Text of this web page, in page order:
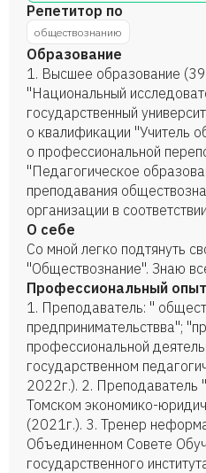
Репетитор по
обществознанию
Образование
1. Высшее образование
"Национальный
государственный
о квалификации "Учитель
о профессиональной
"Педагогическое
преподавания
организации в
О себе
Со мной легко подтянуть
"Обществознание". Знаю
Профессиональный опыт
1. Преподаватель: "
предпринимательствва";
профессиональной
государственном
2022г.). 2. Преподаватель
Томском экономико-
(2021г.). 3. Тренер
Объединенном Совете
государственного